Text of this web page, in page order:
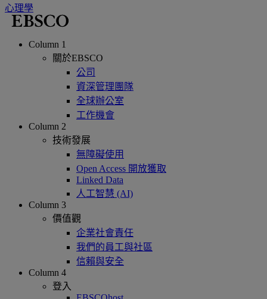
心理學
Column 1
關於EBSCO
公司
資深管理團隊
全球辦公室
工作機會
Column 2
技術發展
無障礙使用
Open Access 開放獲取
Linked Data
人工智慧 (AI)
Column 3
價值觀
企業社會責任
我們的員工與社區
信賴與安全
Column 4
登入